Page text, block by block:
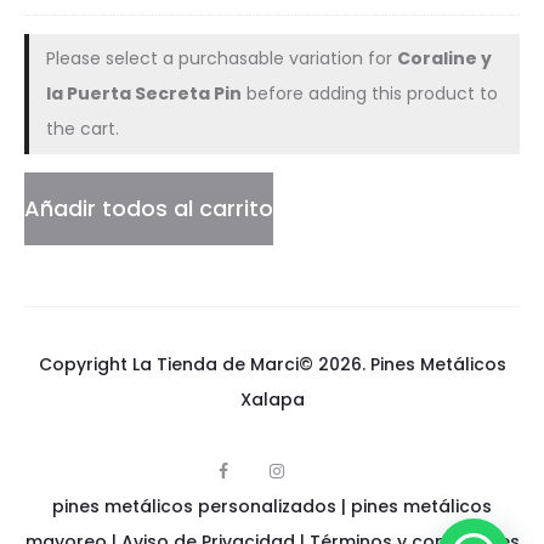
Please select a purchasable variation for Coraline y
la Puerta Secreta Pin before adding this product to
the cart.
Añadir todos al carrito
Copyright La Tienda de Marci© 2026.Pines Metálicos
Xalapa
c
b
s
a
i
e
pines metálicos personalizados | pines metálicos